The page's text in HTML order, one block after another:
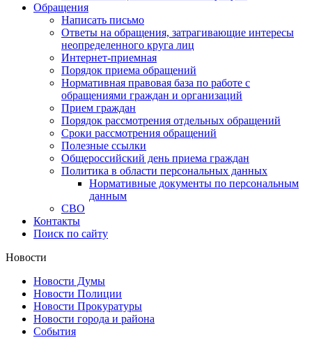
Обращения
Написать письмо
Ответы на обращения, затрагивающие интересы
неопределенного круга лиц
Интернет-приемная
Порядок приема обращений
Нормативная правовая база по работе с
обращениями граждан и организаций
Прием граждан
Порядок рассмотрения отдельных обращений
Сроки рассмотрения обращений
Полезные ссылки
Общероссийский день приема граждан
Политика в области персональных данных
Нормативные документы по персональным
данным
СВО
Контакты
Поиск по сайту
Новости
Новости Думы
Новости Полиции
Новости Прокуратуры
Новости города и района
События